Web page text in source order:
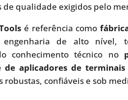
de qualidade exigidos pelo
é referência como
engenharia de alto nível,
conhecimento técnico no
de aplicadores de terminais
robustas, confiáveis e sob